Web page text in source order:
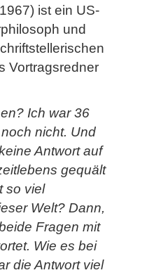
ist ein US-
und
Vortragsredner
Ich war 36
nicht. Und
Antwort auf
gequält
so viel
Welt? Dann,
Fragen mit
Wie es bei
die Antwort viel